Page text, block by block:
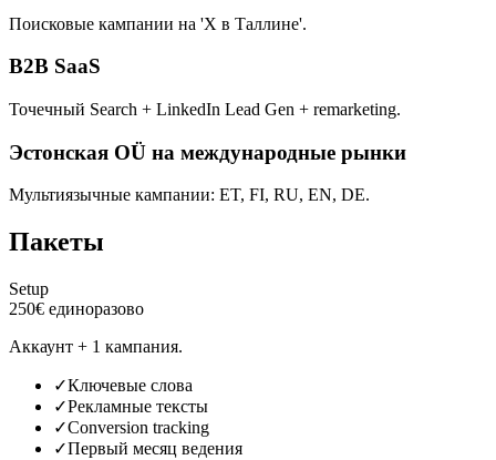
Поисковые кампании на 'X в Таллине'.
B2B SaaS
Точечный Search + LinkedIn Lead Gen + remarketing.
Эстонская OÜ на международные рынки
Мультиязычные кампании: ET, FI, RU, EN, DE.
Пакеты
Setup
250€ единоразово
Аккаунт + 1 кампания.
✓Ключевые слова
✓Рекламные тексты
✓Conversion tracking
✓Первый месяц ведения